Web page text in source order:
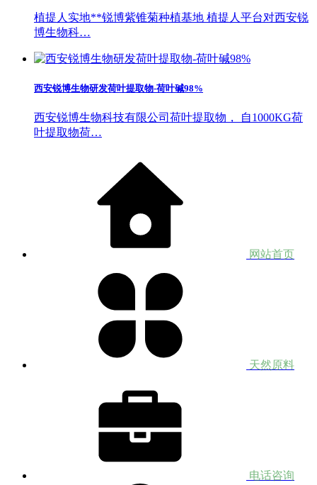
植提人实地**锐博紫锥菊种植基地 植提人平台对西安锐
博生物科…
西安锐博生物研发荷叶提取物-荷叶碱98%
西安锐博生物科技有限公司荷叶提取物， 自1000KG荷
叶提取物荷…
网站首页
天然原料
电话咨询